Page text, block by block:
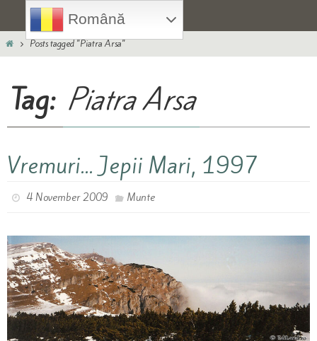
content
HomePosts tagged "Piatra Arsa"
Tag: Piatra Arsa
Vremuri… Jepii Mari, 1997
4 November 2009 Munte
Română